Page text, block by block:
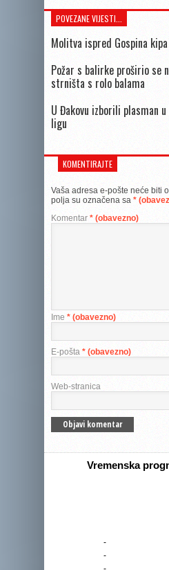
POVEZANE VIJESTI...
Molitva ispred Gospina kipa
Požar s balirke proširio se
strništa s rolo balama
U Đakovu izborili plasman
ligu
KOMENTIRAJTE
Vaša adresa e-pošte neće biti
polja su označena sa *
Komentar * (obavezno)
Ime * (obavezno)
E-pošta * (obavezno)
Web-stranica
Vremenska
-
-